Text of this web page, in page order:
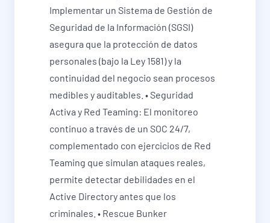
Implementar un Sistema de Gestión de
Seguridad de la Información (SGSI)
asegura que la protección de datos
personales (bajo la Ley 1581) y la
continuidad del negocio sean procesos
medibles y auditables. • Seguridad
Activa y Red Teaming: El monitoreo
continuo a través de un SOC 24/7,
complementado con ejercicios de Red
Teaming que simulan ataques reales,
permite detectar debilidades en el
Active Directory antes que los
criminales. • Rescue Bunker